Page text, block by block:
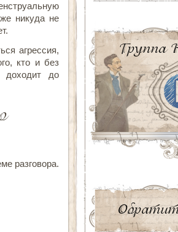
Группа
никуда не
агрессия,
кто и без
доходит до
разговора.